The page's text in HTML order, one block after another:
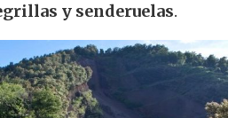
y senderuelas.